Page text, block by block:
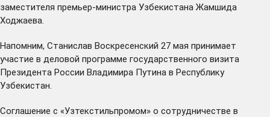
заместителя премьер-министра Узбекистана Жамшида
Ходжаева.
Напомним, Станислав Воскресенский 27 мая принимает
участие в деловой программе государственного визита
Президента России Владимира Путина в Республику
Узбекистан.
Соглашение с «Узтекстильпромом» о сотрудничестве в